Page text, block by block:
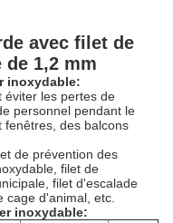
avec filet de
1,2 mm
inoxydable:
éviter les pertes de
personnel pendant le
fenêtres, des balcons
de prévention des
filet de
filet d'escalade
cage d'animal, etc.
inoxydable: